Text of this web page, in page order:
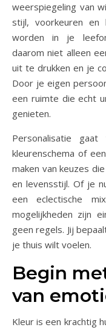
weerspiegeling van
stijl, voorkeuren en
worden in je
daarom niet alleen
uit te drukken en je
Door je eigen
een ruimte die echt
genieten.
Personalisatie
kleurenschema of
maken van keuzes
en levensstijl. Of je
een eclectische
mogelijkheden zijn
geen regels. Jij
je thuis wilt voelen.
Begin
van
Kleur is een krachtig